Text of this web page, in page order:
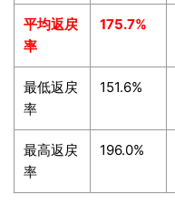
平均返戻
率
175.7%
最低返戻
率
151.6%
最高返戻
率
196.0%